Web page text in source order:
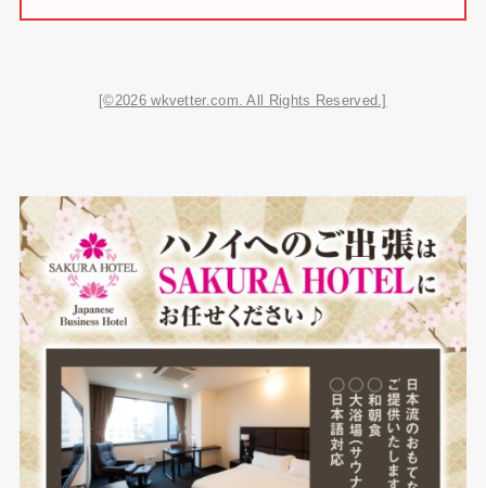
[©2026 wkvetter.com. All Rights Reserved.]